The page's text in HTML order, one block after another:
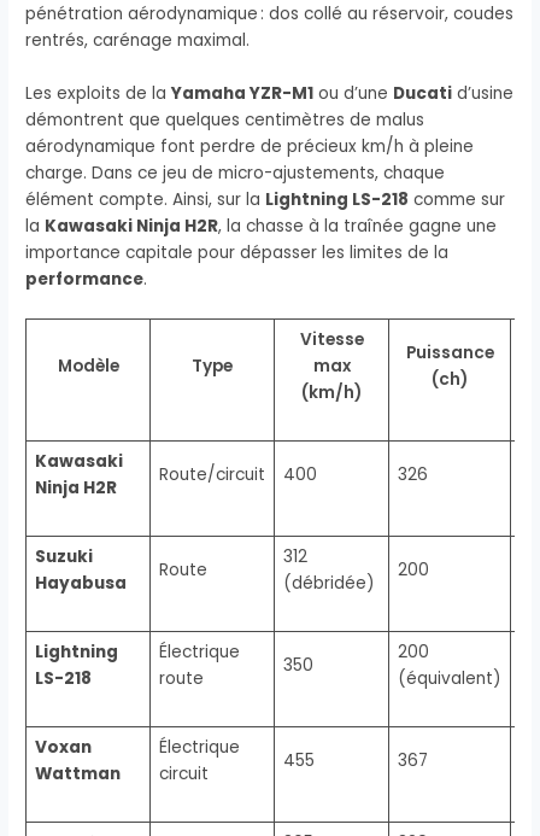
pénétration aérodynamique : dos collé au réservoir, coudes
rentrés, carénage maximal.
Les exploits de laYamaha YZR-M1 ou d’une Ducati d’usine
démontrent que quelques centimètres de malus
aérodynamique font perdre de précieux km/h à pleine
charge. Dans ce jeu de micro-ajustements, chaque
élément compte. Ainsi, sur la Lightning LS-218 comme sur
la Kawasaki Ninja H2R, la chasse à la traînée gagne une
importance capitale pour dépasser les limites de la
performance.
Modèle Type
Vitesse
max
(km/h)
Puissance
(ch)
Kawasaki
Ninja H2R
Route/circuit 400 326
Suzuki
Hayabusa
Route
312
(débridée)
200
Lightning
LS-218
Électrique
route
350
200
(équivalent)
Voxan
Wattman
Électrique
circuit
455 367